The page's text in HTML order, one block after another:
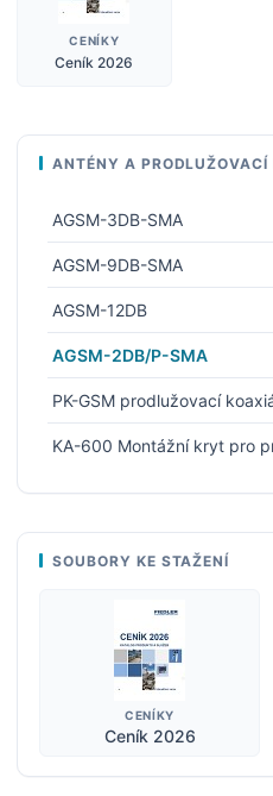
CENÍKY
Ceník 2026
ANTÉNY A PRODLUŽOVACÍ
AGSM-3DB-SMA
AGSM-9DB-SMA
AGSM-12DB
AGSM-2DB/P-SMA
PK-GSM prodlužovací
KA-600 Montážní kryt pro
SOUBORY KE STAŽENÍ
CENÍKY
Ceník 2026